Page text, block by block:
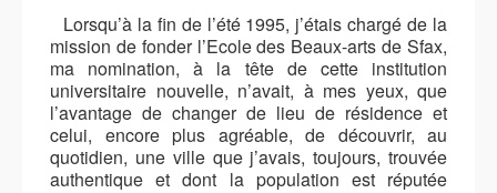
Lorsqu’à la fin de l’été 1995, j’étais chargé de la
mission de fonder l’Ecole des Beaux-arts de Sfax,
ma nomination, à la tête de cette institution
universitaire nouvelle, n’avait, à mes yeux, que
l’avantage de changer de lieu de résidence et
celui, encore plus agréable, de découvrir, au
quotidien, une ville que j’avais, toujours, trouvée
authentique et dont la population est réputée